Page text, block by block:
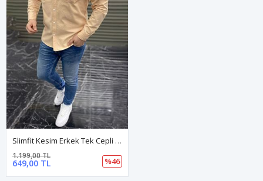
Slimfit Kesim Erkek Tek Cepli Gabardin Gomlek-SOMON
649,00 TL
1.199,00 TL
%46